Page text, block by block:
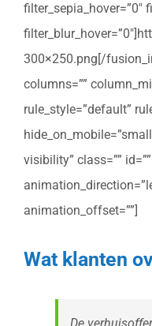
filter_sepia_hover=”0″
300×250.png[/
columns=””
rule_style=”default”
visibility” class=””
animation_offset=””]
Wat klanten
De